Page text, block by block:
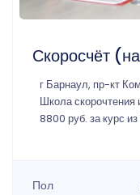
Скоросчёт
г Барнаул, пр-кт
Школа скорочтения
8800 руб. за курс из
Пол